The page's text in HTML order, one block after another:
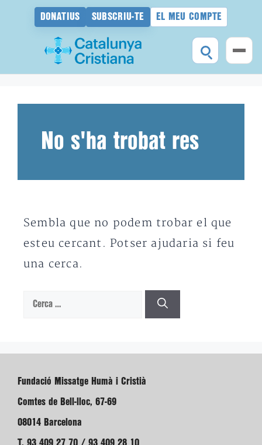
DONATIUS SUBSCRIU-TE EL MEU COMPTE
No s'ha trobat res
Sembla que no podem trobar el que
esteu cercant. Potser ajudaria si feu
una cerca.
Cerca:
Fundació Missatge Humà i Cristià
Comtes de Bell-lloc, 67-69
08014 Barcelona
T. 93 409 27 70 / 93 409 28 10